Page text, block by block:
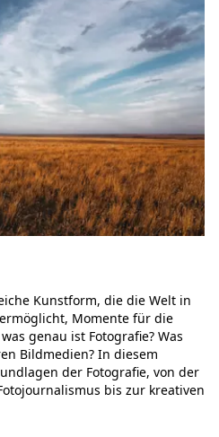
Kunstform, die die Welt in
Momente für die
genau ist Fotografie? Was
Bildmedien? In diesem
der Fotografie, von der
bis zur kreativen